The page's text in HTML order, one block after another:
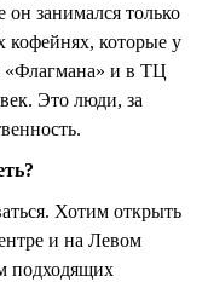
занимался только
кофейнях, которые у
«Флагмана» и в ТЦ
Это люди, за
Хотим открыть
и на Левом
подходящих